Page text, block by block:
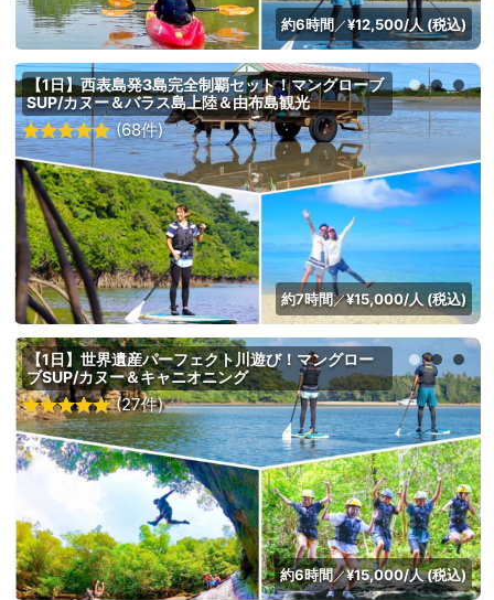
約6時間／¥12,500/人 (税込)
【1日】西表島発3島完全制覇セット！マングローブ
SUP/カヌー＆バラス島上陸＆由布島観光
(68件)
約7時間／¥15,000/人 (税込)
【1日】世界遺産パーフェクト川遊び！マングロー
ブSUP/カヌー＆キャニオニング
(27件)
約6時間／¥15,000/人 (税込)